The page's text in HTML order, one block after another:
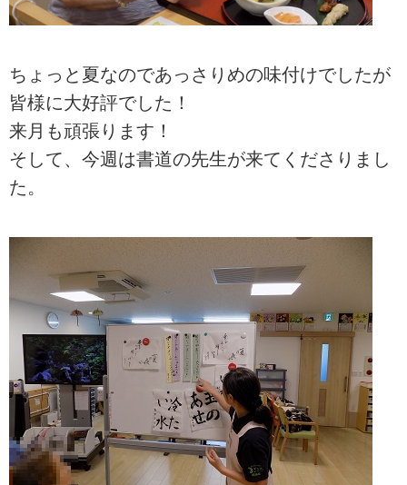
ちょっと夏なのであっさりめの味付けでしたが
皆様に大好評でした！
来月も頑張ります！
そして、今週は書道の先生が来てくださりまし
た。